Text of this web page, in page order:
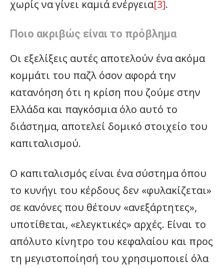
χωρίς να γίνει καμιά ενέργεια[3].
Ποιο ακριβώς είναι το πρόβλημα
Οι εξελίξεις αυτές αποτελούν ένα ακόμα
κομμάτι του παζλ όσον αφορά την
κατανόηση ότι η κρίση που ζούμε στην
Ελλάδα και παγκόσμια όλο αυτό το
διάστημα, αποτελεί δομικό στοιχείο του
καπιταλισμού.
Ο καπιταλισμός είναι ένα σύστημα όπου
το κυνήγι του κέρδους δεν «φυλακίζεται»
σε κανόνες που θέτουν «ανεξάρτητες»,
υποτίθεται, «ελεγκτικές» αρχές. Είναι το
απόλυτο κίνητρο του κεφαλαίου και προς
τη μεγιστοποίησή του χρησιμοποιεί όλα